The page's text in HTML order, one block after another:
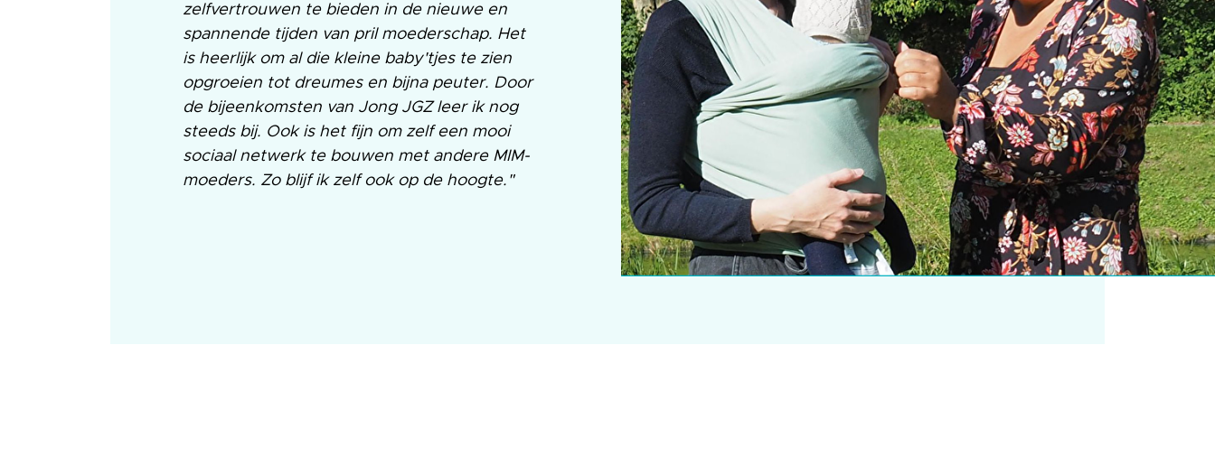
zelfvertrouwen te bieden in de nieuwe en
spannende tijden van pril moederschap. Het
is heerlijk om al die kleine baby'tjes te zien
opgroeien tot dreumes en bijna peuter. Door
de bijeenkomsten van Jong JGZ leer ik nog
steeds bij. Ook is het fijn om zelf een mooi
sociaal netwerk te bouwen met andere MIM-
moeders. Zo blijf ik zelf ook op de hoogte."